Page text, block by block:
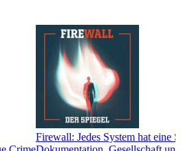
Firewall: Jedes System hat eine